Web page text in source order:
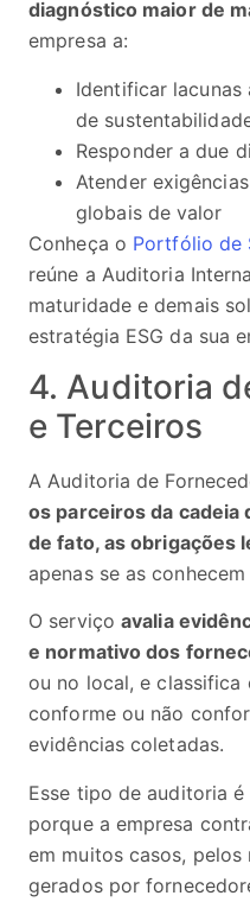
diagnóstico maior de
empresa a:
Identificar
de
Responder a due
Atender
globais de valor
Conheça o Portfólio de
reúne a Auditoria
maturidade e demais
estratégia ESG da sua
4. Auditoria
e Terceiros
A Auditoria de
os parceiros da
de fato, as obrigações
apenas se as
O serviço avalia
e normativo dos
ou no local, e classifica
conforme ou não
evidências coletadas.
Esse tipo de auditoria
porque a empresa
em muitos casos,
gerados por